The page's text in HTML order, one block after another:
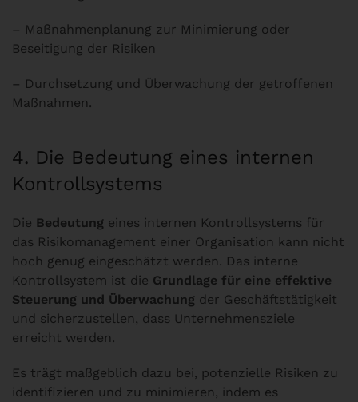
– Maßnahmenplanung zur Minimierung oder
Beseitigung der Risiken
– Durchsetzung und Überwachung der getroffenen
Maßnahmen.
4. Die Bedeutung eines internen
Kontrollsystems
Die Bedeutung eines internen Kontrollsystems für
das Risikomanagement einer Organisation kann nicht
hoch genug eingeschätzt werden. Das interne
Kontrollsystem ist die Grundlage für eine effektive
Steuerung und Überwachung der Geschäftstätigkeit
und sicherzustellen, dass Unternehmensziele
erreicht werden.
Es trägt maßgeblich dazu bei, potenzielle Risiken zu
identifizieren und zu minimieren, indem es